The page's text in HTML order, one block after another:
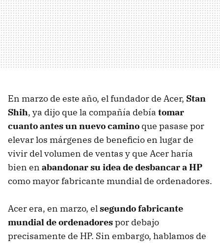
En marzo de este año, el fundador de Acer, Stan
Shih, ya dijo que la compañía debía tomar
cuanto antes un nuevo camino que pasase por
elevar los márgenes de beneficio en lugar de
vivir del volumen de ventas y que Acer haría
bien en abandonar su idea de desbancar a HP
como mayor fabricante mundial de ordenadores.
Acer era, en marzo, elsegundo fabricante
mundial de ordenadorespor debajo
precisamente de HP. Sin embargo, hablamos de